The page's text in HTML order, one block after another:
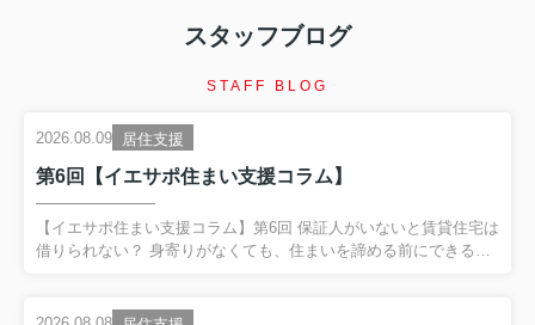
スタッフブログ
STAFF BLOG
2026.08.09 居住支援
第6回【イエサポ住まい支援コラム】
【イエサポ住まい支援コラム】第6回 保証人がいないと賃貸住宅は
借りられない？ 身寄りがなくても、住まいを諦める前にできるこ
は、 単なるお金の問題ではない場合があります。 失業や病気、生